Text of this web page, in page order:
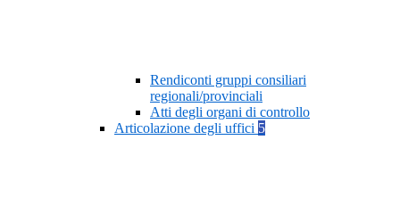
Rendiconti gruppi consiliari
regionali/provinciali
Atti degli organi di controllo
Articolazione degli uffici 5